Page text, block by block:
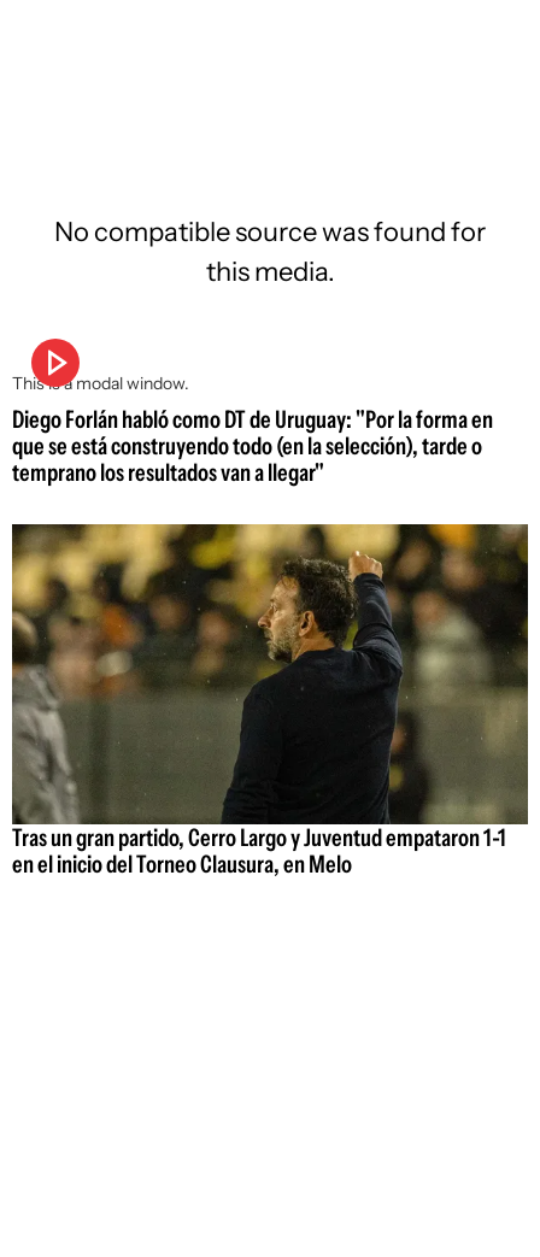
This is a modal window.
No compatible source was found for
this media.
Diego Forlán habló como DT de Uruguay: "Por la forma en
que se está construyendo todo (en la selección), tarde o
temprano los resultados van a llegar"
Tras un gran partido, Cerro Largo y Juventud empataron 1-1
en el inicio del Torneo Clausura, en Melo